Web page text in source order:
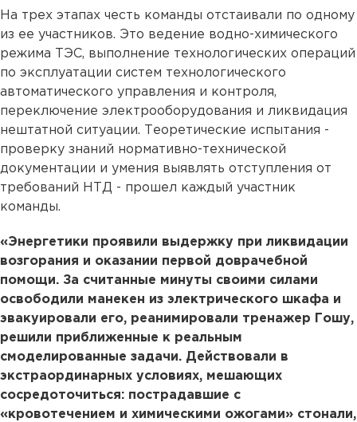
На трех этапах честь команды отстаивали по одному
из ее участников. Это ведение водно-химического
режима ТЭС, выполнение технологических операций
по эксплуатации систем технологического
автоматического управления и контроля,
переключение электрооборудования и ликвидация
нештатной ситуации. Теоретические испытания -
проверку знаний нормативно-технической
документации и умения выявлять отступления от
требований НТД - прошел каждый участник
команды.
«Энергетики проявили выдержку при ликвидации
возгорания и оказании первой доврачебной
помощи. За считанные минуты своими силами
освободили манекен из электрического шкафа и
эвакуировали его, реанимировали тренажер Гошу,
решили приближенные к реальным
смоделированные задачи. Действовали в
экстраординарных условиях, мешающих
сосредоточиться: пострадавшие с
«кровотечением и химическими ожогами» стонали,